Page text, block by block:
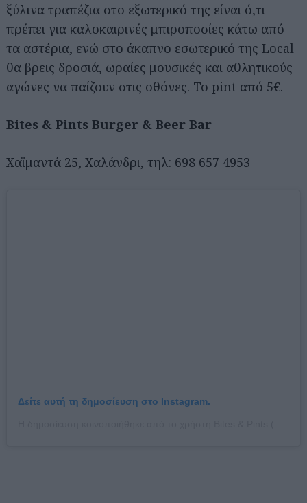
ξύλινα τραπέζια στο εξωτερικό της είναι ό,τι
πρέπει για καλοκαιρινές μπιροποσίες κάτω από
τα αστέρια, ενώ στο άκαπνο εσωτερικό της Local
θα βρεις δροσιά, ωραίες μουσικές και αθλητικούς
αγώνες να παίζουν στις οθόνες. Το pint από 5€.
Bites & Pints Burger & Beer Bar
Χαϊμαντά 25, Χαλάνδρι, τηλ: 698 657 4953
Δείτε αυτή τη δημοσίευση στο Instagram.